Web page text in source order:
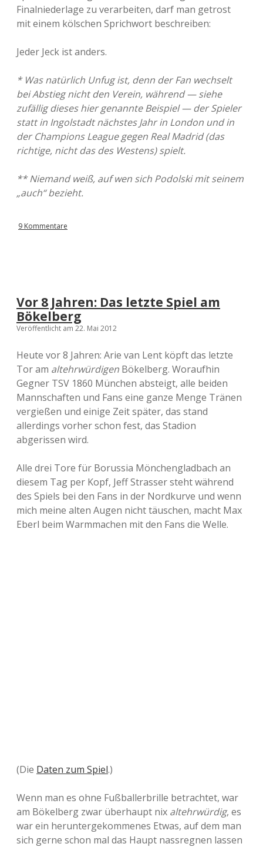
Finalniederlage zu verarbeiten, darf man getrost
mit einem kölschen Sprichwort beschreiben:
Jeder Jeck ist anders.
* Was natürlich Unfug ist, denn der Fan wechselt
bei Abstieg nicht den Verein, während — siehe
zufällig dieses hier genannte Beispiel — der Spieler
statt in Ingolstadt nächstes Jahr in London und in
der Champions League gegen Real Madrid (das
richtige, nicht das des Westens) spielt.
** Niemand weiß, auf wen sich Podolski mit seinem
„auch“ bezieht.
9 Kommentare
Vor 8 Jahren: Das letzte Spiel am
Bökelberg
Veröffentlicht am 22. Mai 2012
Heute vor 8 Jahren: Arie van Lent köpft das letzte
Tor am altehrwürdigen Bökelberg. Woraufhin
Gegner TSV 1860 München absteigt, alle beiden
Mannschaften und Fans eine ganze Menge Tränen
vergießen und einige Zeit später, das stand
allerdings vorher schon fest, das Stadion
abgerissen wird.
Alle drei Tore für Borussia Mönchengladbach an
diesem Tag per Kopf, Jeff Strasser steht während
des Spiels bei den Fans in der Nordkurve und wenn
mich meine alten Augen nicht täuschen, macht Max
Eberl beim Warmmachen mit den Fans die Welle.
(Die Daten zum Spiel.)
Wenn man es ohne Fußballerbrille betrachtet, war
am Bökelberg zwar überhaupt nix altehrwürdig, es
war ein heruntergekommenes Etwas, auf dem man
sich gerne schon mal das Haupt nassregnen lassen